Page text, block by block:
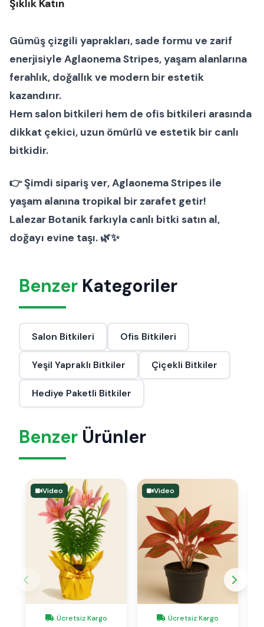
Şıklık Katın
Gümüş çizgili yaprakları, sade formu ve zarif
enerjisiyle Aglaonema Stripes, yaşam alanlarına
ferahlık, doğallık ve modern bir estetik
kazandırır.
Hemsalon bitkileri hem de ofis bitkileri arasında
dikkat çekici, uzun ömürlü ve estetik bir canlı
bitkidir.
👉Şimdi sipariş ver, Aglaonema Stripes ile
yaşam alanına tropikal bir zarafet getir!
Lalezar Botanik farkıyla canlı bitki satın al,
doğayı evine taşı. 🌿✨
Benzer Kategoriler
Salon Bitkileri Ofis Bitkileri
Yeşil Yapraklı Bitkiler Çiçekli Bitkiler
Hediye Paketli Bitkiler
Benzer Ürünler
Video
Ücretsiz Kargo
Video
Ücretsiz Kargo